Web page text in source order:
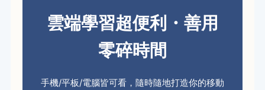
雲端學習超便利・善用
零碎時間
手機/平板/電腦皆可看，隨時隨地打造你的移動